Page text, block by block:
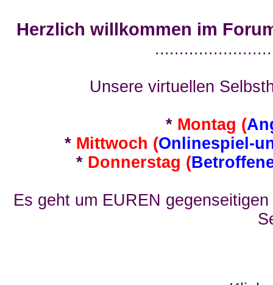
Herzlich willkommen im
Unsere virtuellen
* Montag (
* Mittwoch (Onlinespiel-
* Donnerstag (
Es geht um EUREN